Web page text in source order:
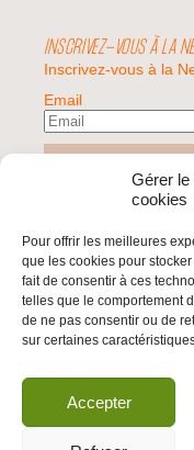
Gérer le
cookies
Pour offrir les meilleures
que les cookies pour
fait de consentir à ces
telles que le comportement
de ne pas consentir ou de
sur certaines
Accepter
INSCRIVEZ-VOUS À LA
Inscrivez-vous à la
Email
© 2026 | BDS France |
citoyenne et non-violente à